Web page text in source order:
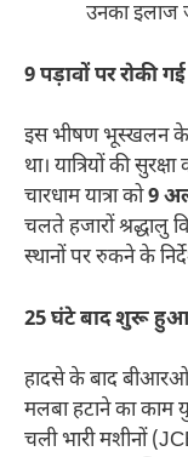
उनका इलाज
9 पड़ावों पर रोकी गई
इस भीषण भूस्खलन के
था। यात्रियों की
चारधाम यात्रा को9
चलते हजारों श्रद्धालु
स्थानों पर रुकने के
25 घंटे बाद शुरू हुआ
हादसे के बाद बीआरओ
मलबा हटाने का काम
चली भारी मशीनों